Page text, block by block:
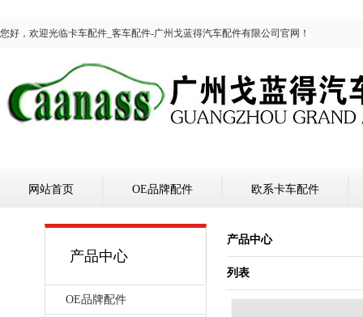
您好，欢迎光临卡车配件_客车配件-广州戈蓝得汽车配件有限公司官网！
网站首页 OE品牌配件 欧系卡车配件
产品中心
OE品牌配件
产品中心
列表